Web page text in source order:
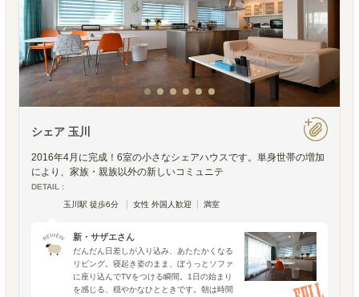
シェア 玉川
2016年4月に完成！6室の小さなシェアハウスです。単身世帯の増加
により、家族・親族以外の新しいコミュニテ
DETAIL :
玉川駅 徒歩6分
女性 外国人歓迎 満室
新・サザエさん
だんだん日差しが入り込み、あたたかくなる
リビング。寝起き姿のまま、ぼうっとソファ
に座り込んでTVをつける瞬間。1日の始まり
を感じる、穏やかなひとときです。朝は時間